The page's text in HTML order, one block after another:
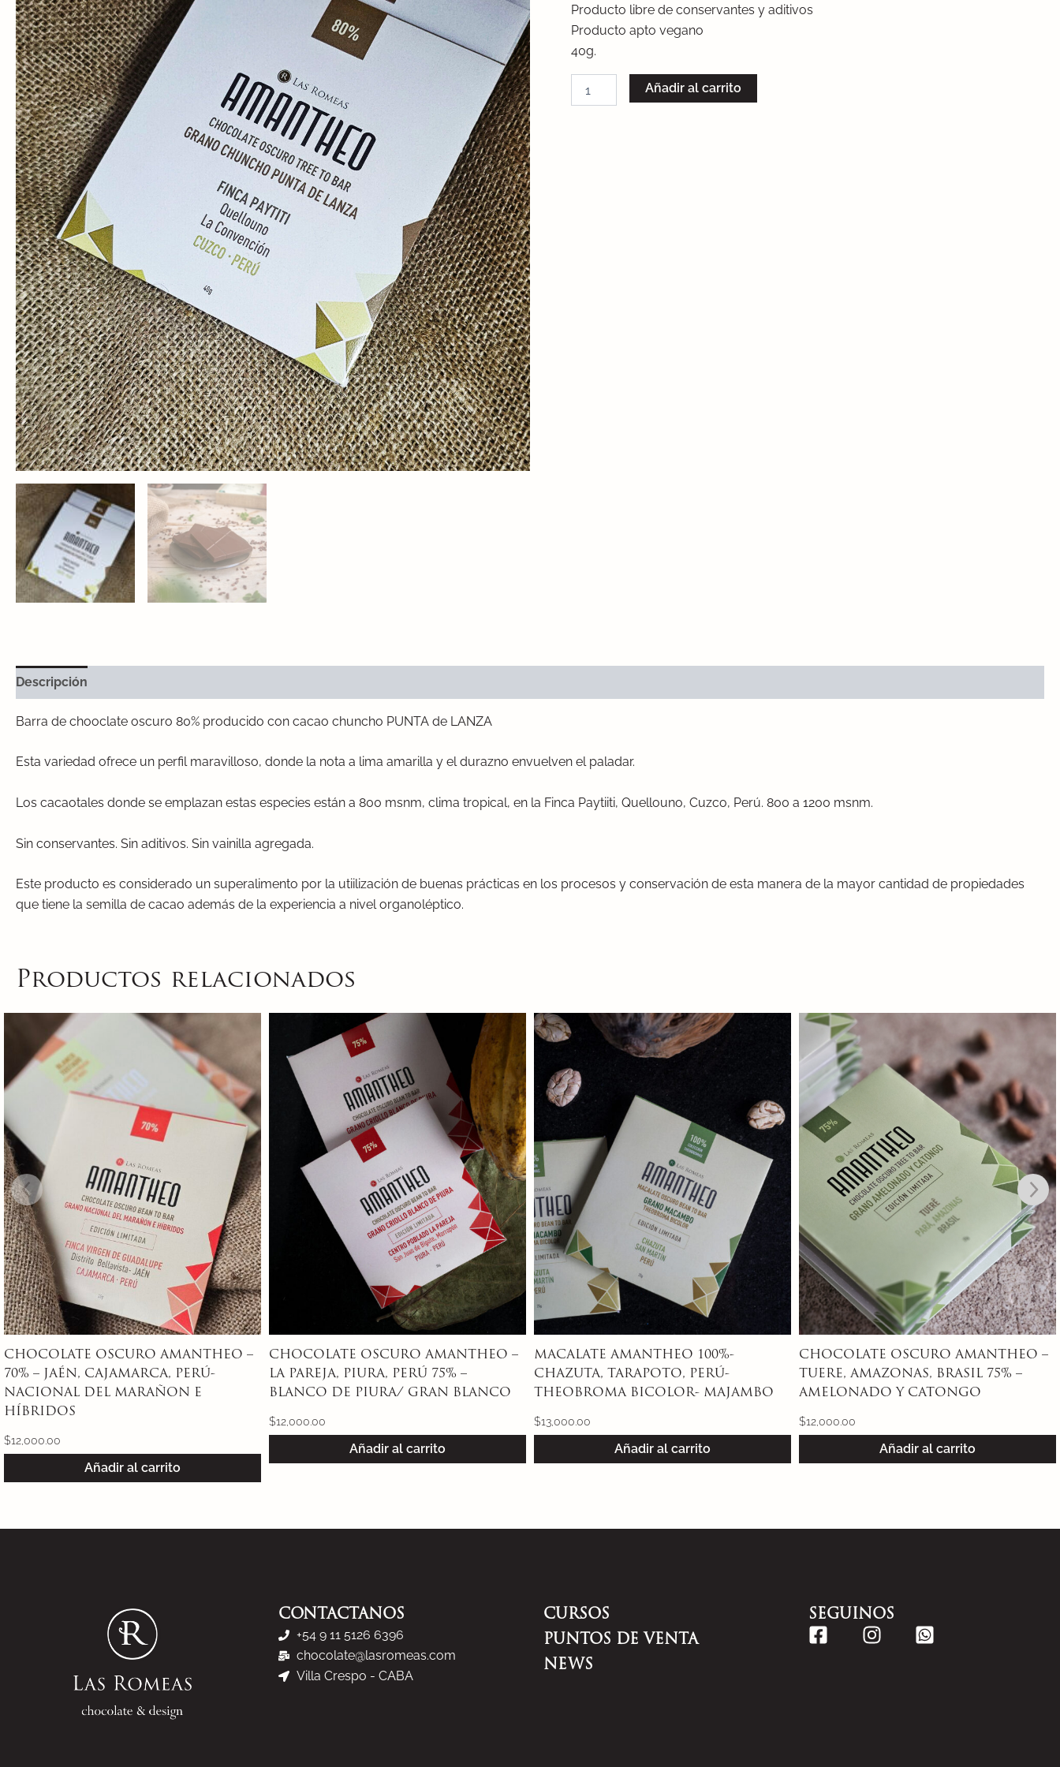
Producto libre de conservantes y aditivos
Producto apto vegano
40g.
Añadir al carrito
Descripción
Barra de chooclate oscuro 80% producido con cacao chuncho PUNTA de LANZA
Esta variedad ofrece un perfil maravilloso, donde la nota a lima amarilla y el durazno envuelven el paladar.
Los cacaotales donde se emplazan estas especies están a 800 msnm, clima tropical, en la Finca Paytiiti, Quellouno, Cuzco, Perú. 800 a 1200 msnm.
Sin conservantes. Sin aditivos. Sin vainilla agregada.
Este producto es considerado un superalimento por la utiilización de buenas prácticas en los procesos y conservación de esta manera de la mayor cantidad de propiedades
que tiene la semilla de cacao además de la experiencia a nivel organoléptico.
Productos relacionados
CHOCOLATE OSCURO AMANTHEO –
LA PAREJA, PIURA, PERÚ 75% –
BLANCO DE PIURA/ GRAN BLANCO
MACALATE AMANTHEO 100%-
CHAZUTA, TARAPOTO, PERÚ-
THEOBROMA BICOLOR- MAJAMBO
$13,000.00
Añadir al carrito
CHOCOLATE OSCURO AMANTHEO –
TUERE, AMAZONAS, BRASIL 75% –
AMELONADO Y CATONGO
$12,000.00
Añadir al carrito
CHOCOLATE OSCURO AMANTHEO –
70% – OCUMARE, VENEZUELA- BLEND
OCUMARE Y CHUAO
$12,000.00
Añadir al carrito
CONTACTANOS
+54 9 11 5126 6396
chocolate@lasromeas.com
Villa Crespo - CABA
CURSOS
PUNTOS DE VENTA
NEWS
SEGUINOS